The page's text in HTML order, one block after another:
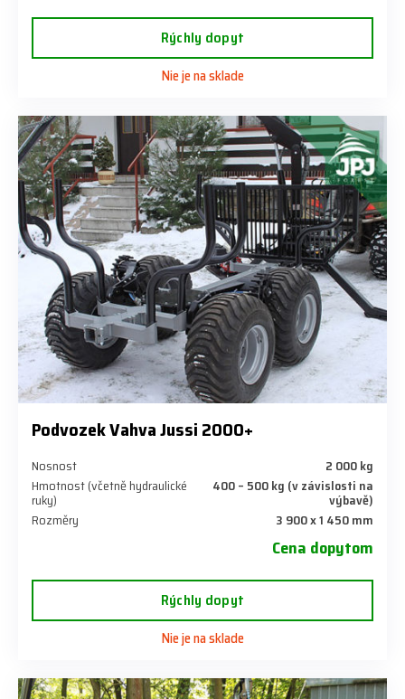
Rýchly dopyt
Nie je na sklade
Podvozek Vahva Jussi 2000+
Nosnost
2 000 kg
Hmotnost (včetně hydraulické
ruky)
400 – 500 kg (v závislosti na
výbavě)
Rozměry
3 900 x 1 450 mm
Cena dopytom
Rýchly dopyt
Nie je na sklade